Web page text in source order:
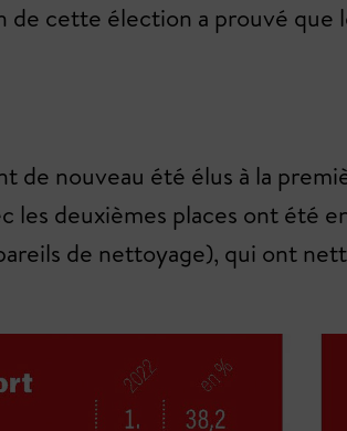
cette élection a prouvé
de nouveau été élus à la
les deuxièmes places ont été
de nettoyage), qui ont